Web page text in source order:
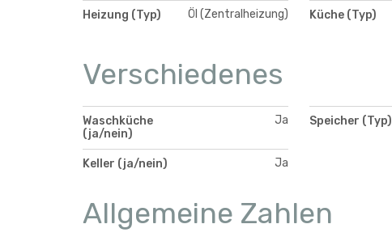
Heizung (Typ) Öl (Zentralheizung) Küche (Typ)
Verschiedenes
Waschküche
(ja/nein)
Ja Speicher (Typ)
Keller (ja/nein) Ja
Allgemeine Zahlen